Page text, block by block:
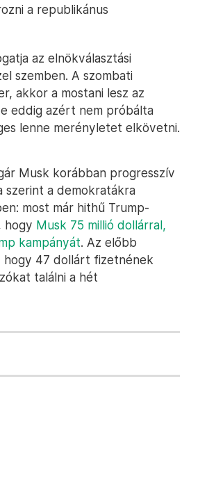
a republikánus
az elnökválasztási
szemben. A szombati
akkor a mostani lesz az
eddig azért nem próbálta
lenne merényletet elkövetni.
Musk korábban progresszív
szerint a demokratákra
most már hithű Trump-
hogy Musk 75 millió dollárral,
kampányát. Az előbb
hogy 47 dollárt fizetnének
találni a hét